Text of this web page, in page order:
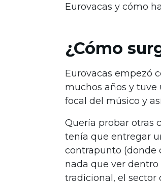
Eurovacas y cómo
¿Cómo
Eurovacas empezó
muchos años y tuve
focal del músico y
Quería probar otras
tenía que entregar
contrapunto (donde
nada que ver
tradicional, el sector